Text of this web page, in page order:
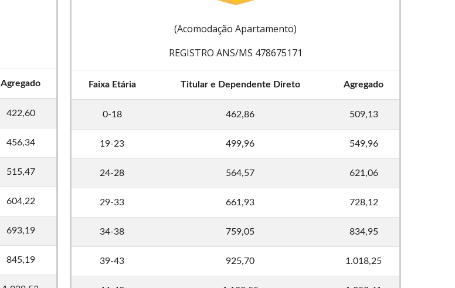
Agregado
422,60
456,34
515,47
604,22
693,19
845,19
(Acomodação Apartamento)
REGISTRO ANS/MS 478675171
Faixa Etária Titular e Dependente Direto Agregado
0-18 462,86 509,13
19-23 499,96 549,96
24-28 564,57 621,06
29-33 661,93 728,12
34-38 759,05 834,95
39-43 925,70 1.018,25